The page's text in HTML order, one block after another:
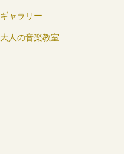
ギャラリー
大人の音楽教室